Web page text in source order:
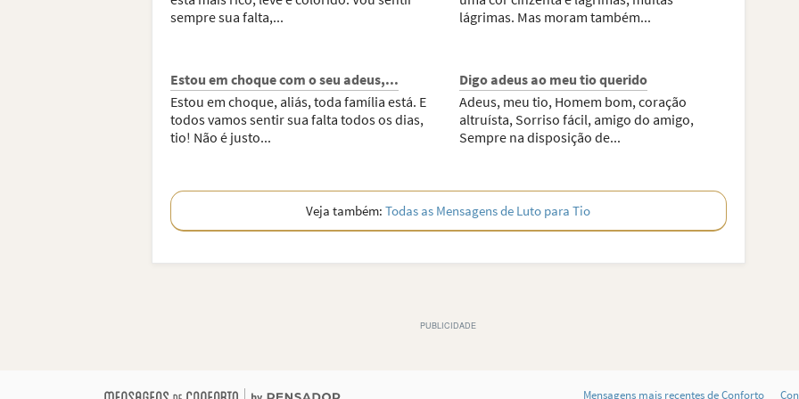
sempre sua falta,...
lágrimas. Mas moram também...
Estou em choque com o seu adeus,...
Estou em choque, aliás, toda família está. E
todos vamos sentir sua falta todos os dias,
tio! Não é justo...
Digo adeus ao meu tio querido
Adeus, meu tio, Homem bom, coração
altruísta, Sorriso fácil, amigo do amigo,
Sempre na disposição de...
Veja também:Todas as Mensagens de Luto para Tio
Mensagens mais recentes de Conforto